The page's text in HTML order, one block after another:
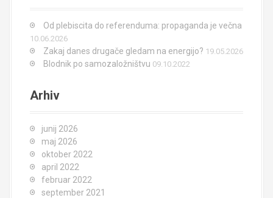
Od plebiscita do referenduma: propaganda je večna
10.06.2026
Zakaj danes drugače gledam na energijo? 19.05.2026
Blodnik po samozaložništvu 09.10.2022
Arhiv
junij 2026
maj 2026
oktober 2022
april 2022
februar 2022
september 2021